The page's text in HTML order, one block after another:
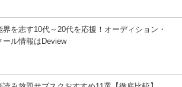
界を志す10代～20代を応援！オーディション・
ール情報はDeview